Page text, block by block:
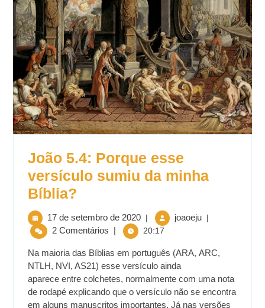
João 5.4: Porque esse
versículo sumiu da minha
Bíblia?
17 de setembro de 2020 | joaoeju |
2 Comentários | 20:17
Na maioria das Bíblias em português (ARA, ARC,
NTLH, NVI, AS21) esse versículo ainda
aparece entre colchetes, normalmente com uma nota
de rodapé explicando que o versículo não se encontra
em alguns manuscritos importantes. Já nas versões